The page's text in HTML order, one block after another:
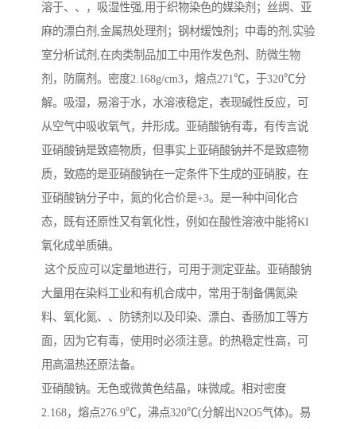
溶于、、，吸湿性强,用于织物染色的媒染剂；丝绸、亚
麻的漂白剂,金属热处理剂；钢材缓蚀剂；中毒的剂,实验
室分析试剂,在肉类制品加工中用作发色剂、防微生物
剂，防腐剂。密度2.168g/cm3，熔点271℃，于320℃分
解。吸湿，易溶于水，水溶液稳定，表现碱性反应，可
从空气中吸收氧气，并形成。亚硝酸钠有毒，有传言说
亚硝酸钠是致癌物质，但事实上亚硝酸钠并不是致癌物
质，致癌的是亚硝酸钠在一定条件下生成的亚硝胺，在
亚硝酸钠分子中，氮的化合价是+3。是一种中间化合
态，既有还原性又有氧化性，例如在酸性溶液中能将KI
氧化成单质碘。
这个反应可以定量地进行，可用于测定亚盐。亚硝酸钠
大量用在染料工业和有机合成中，常用于制备偶氮染
料、氧化氮、、防锈剂以及印染、漂白、香肠加工等方
面，因为它有毒，使用时必须注意。的热稳定性高，可
用高温热还原法备。
亚硝酸钠。无色或微黄色结晶，味微咸。相对密度
2.168，熔点276.9℃，沸点320℃(分解出N2O5气体)。易